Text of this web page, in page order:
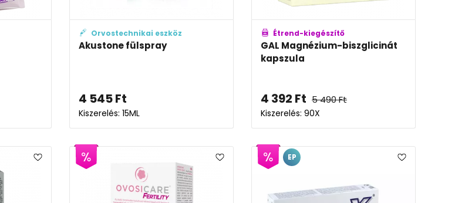
Orvostechnikai eszköz
Akustone fülspray
4 545Ft
Kiszerelés: 15ML
Étrend-kiegészítő
GAL Magnézium-biszglicinát
kapszula
4 392 Ft 5 490Ft
Kiszerelés: 90X
EP